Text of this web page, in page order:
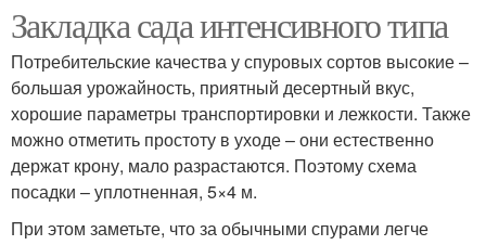
Закладка сада интенсивного типа
Потребительские качества у спуровых сортов высокие –
большая урожайность, приятный десертный вкус,
хорошие параметры транспортировки и лежкости. Также
можно отметить простоту в уходе – они естественно
держат крону, мало разрастаются. Поэтому схема
посадки – уплотненная, 5×4 м.
При этом заметьте, что за обычными спурами легче